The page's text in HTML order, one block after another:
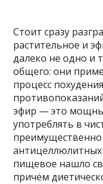
Стоит сразу
растительное и
далеко не одно и
общего: они
процесс
эфир — это
употреблять в
преимущественно
пищевое нашло
причём